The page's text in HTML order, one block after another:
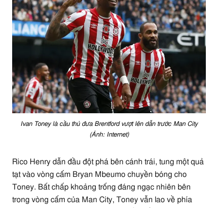
Ivan Toney là cầu thủ đưa Brentford vượt lên dẫn trước Man City
(Ảnh: Internet)
Rico Henry dẫn đầu đột phá bên cánh trái, tung một quả
tạt vào vòng cấm Bryan Mbeumo chuyền bóng cho
Toney. Bất chấp khoảng trống đáng ngạc nhiên bên
trong vòng cấm của Man City, Toney vẫn lao về phía